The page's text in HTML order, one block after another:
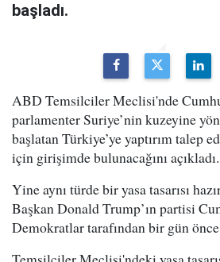
başladı.
ABD Temsilciler Meclisi'nde
parlamenter Suriye’nin kuzeyine
başlatan Türkiye’ye yaptırım talep
için girişimde bulunacağını açıkladı.
Yine aynı türde bir yasa tasarısı
Başkan Donald Trump’ın partisi
Demokratlar tarafından bir gün önce